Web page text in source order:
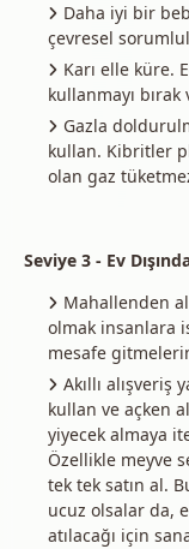
Daha iyi bir
çevresel
Karı elle küre.
kullanmayı
Gazla
kullan. Kibritler
olan gaz
Seviye 3 - Ev
Mahallenden
olmak insanlara
mesafe
Akıllı
kullan ve açken
yiyecek almaya
Özellikle meyve
tek tek satın al.
ucuz olsalar da,
atılacağı için